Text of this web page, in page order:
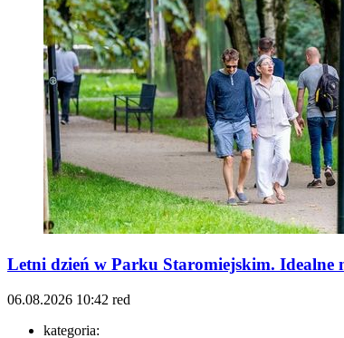
Letni dzień w Parku Staromiejskim. Idealne
06.08.2026 10:42 red
kategoria: